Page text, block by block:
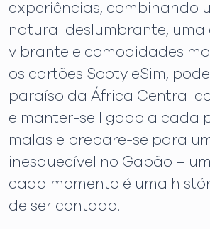
experiências, combinando
natural deslumbrante, uma
vibrante e comodidades
os cartões Sooty eSim,
paraíso da África Central
e manter-se ligado a cada
malas e prepare-se para
inesquecível no Gabão –
cada momento é uma
de ser contada.